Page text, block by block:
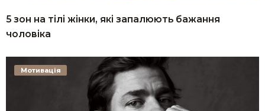
5 зон на тілі жінки, які запалюють бажання
чоловіка
Мотивація